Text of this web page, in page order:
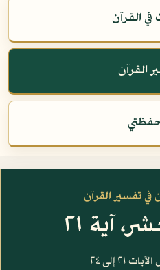
القرآن
القرآن
تفسير القرآن
آية ٢١
٢١ إلى ٢٤